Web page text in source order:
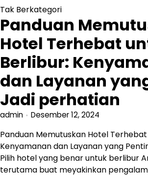
Tak Berkategori
Panduan
Hotel Terhebat
Berlibur:
dan Layanan
Jadi perhatian
admin Desember 12, 2024
Panduan Memutuskan Hotel
Kenyamanan dan Layanan yang
Pilih hotel yang benar untuk berlibur
terutama buat meyakinkan